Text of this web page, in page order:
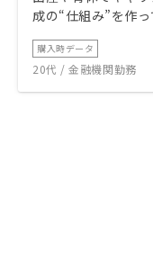
成の“仕組み”を作っ
購入時データ
20代 / 金融機関勤務